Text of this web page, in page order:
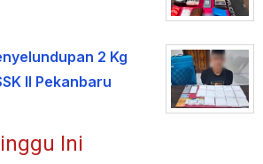
2 Kg
II Pekanbaru
Ini